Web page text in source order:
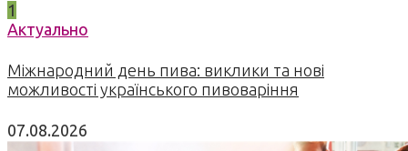
1
Актуально
Міжнародний день пива: виклики та нові
можливості українського пивоваріння
07.08.2026